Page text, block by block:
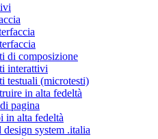
di composizione
interattivi
testuali (microtesti)
in alta fedeltà
pagina
in alta fedeltà
system .italia